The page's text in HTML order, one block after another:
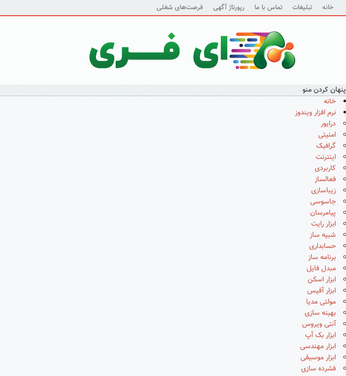
خانه تبلیغات تماس با ما رپورتاژ آگهی فرصت‌های شغلی
پنهان کردن منو
خانه
نرم افزار ویندوز
درایور
امنیتی
گرافیک
اینترنت
کاربردی
فعالساز
زیباسازی
جاسوسی
پیامرسان
ابزار رایت
شبیه ساز
حسابداری
برنامه ساز
مبدل فایل
ابزار اسکن
ابزار آفیس
مولتی مدیا
بهینه سازی
آنتی ویروس
ابزار بک آپ
ابزار مهندسی
ابزار موسیقی
فشرده سازی